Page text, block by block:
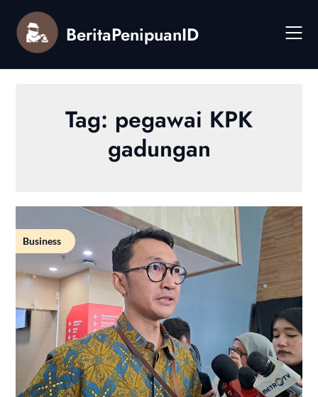
content
BeritaPenipuanID
Tag: pegawai KPK
gadungan
Business